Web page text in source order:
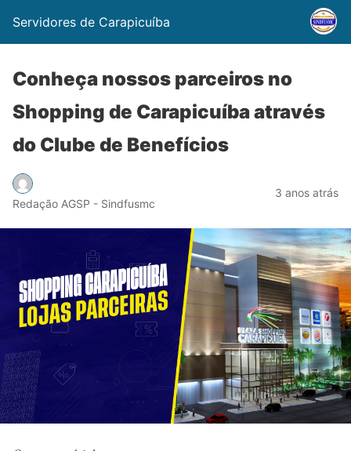
Servidores de Carapicuíba
Conheça nossos parceiros no
Shopping de Carapicuíba através
do Clube de Benefícios
Redação AGSP - Sindfusmc
3 anos atrás